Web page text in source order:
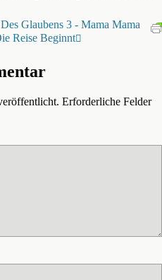
Glaubens 3 - Mama Mama
Reise Beginnt
Erforderliche Felder